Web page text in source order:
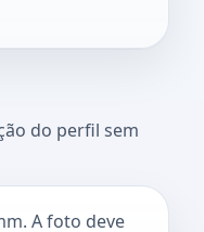
do perfil sem
A foto deve